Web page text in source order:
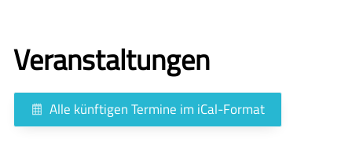
Veranstaltungen
Alle künftigen Termine im iCal-Format